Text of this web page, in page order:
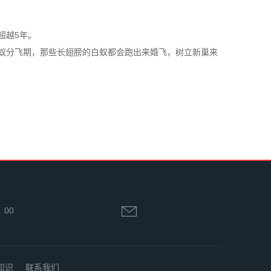
5年。
分飞期 ，那些长翅膀的白蚁都会跑出来婚飞，树立新巢来
00
识 联系我们